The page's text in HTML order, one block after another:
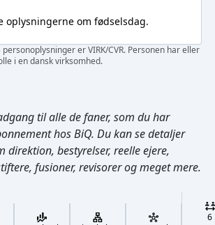
oplysningerne om fødselsdag.
er VIRK/CVR. Personen har eller
i en dansk virksomhed.
til alle de faner, som du har
hos BiQ. Du kan se detaljer
direktion, bestyrelser, reelle ejere,
fusioner, revisorer og meget mere.
6